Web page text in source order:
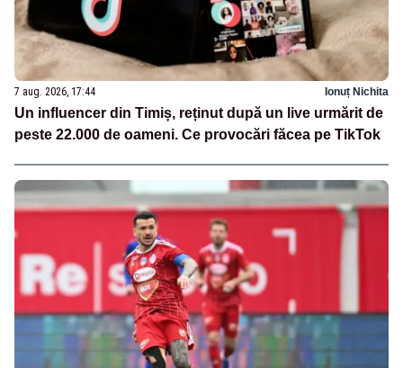
7 aug. 2026, 17:44 Ionuț Nichita
Un influencer din Timiș, reținut după un live urmărit de
peste 22.000 de oameni. Ce provocări făcea pe TikTok